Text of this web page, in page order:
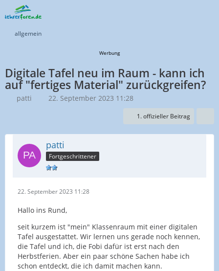
allgemein
Werbung
Digitale Tafel neu im Raum - kann ich
auf "fertiges Material" zurückgreifen?
patti 22. September 2023 11:28
1. offizieller Beitrag
patti
Fortgeschrittener
22. September 2023 11:28
Hallo ins Rund,
seit kurzem ist "mein" Klassenraum mit einer digitalen
Tafel ausgestattet. Wir lernen uns gerade noch kennen,
die Tafel und ich, die Fobi dafür ist erst nach den
Herbstferien. Aber ein paar schöne Sachen habe ich
schon entdeckt, die ich damit machen kann.